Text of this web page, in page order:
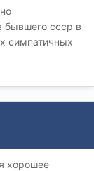
бывшего ссср в
симпатичных
хорошее